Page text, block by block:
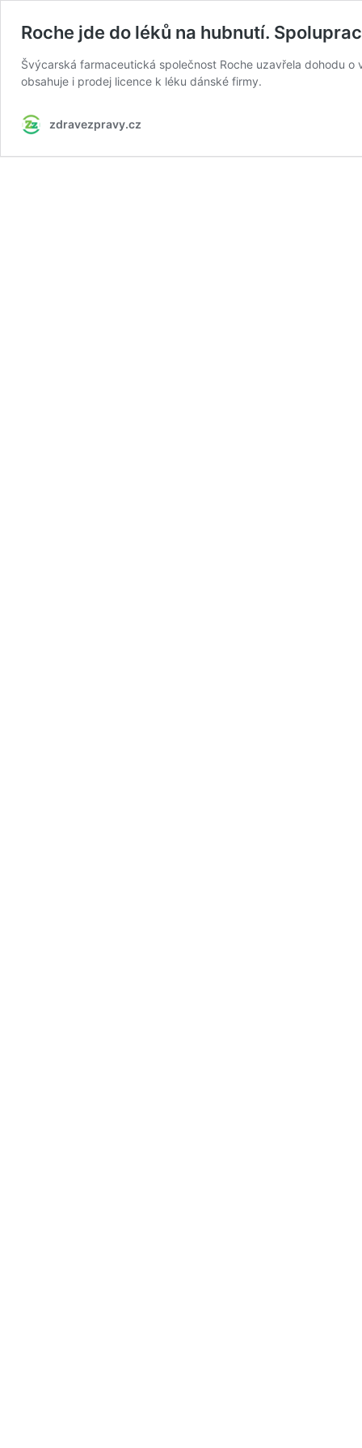
Roche jde do léků na hubnutí.
Švýcarská farmaceutická společnost Roche uzavřela dohodu
obsahuje i prodej licence k léku dánské firmy.
zdravezpravy.cz